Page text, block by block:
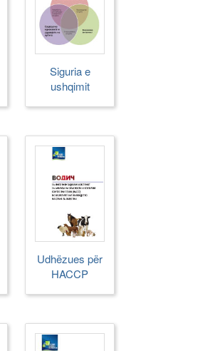
Siguria e
ushqimit
Udhëzues për
HACCP